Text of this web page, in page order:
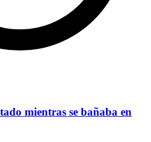
mientras se bañaba en